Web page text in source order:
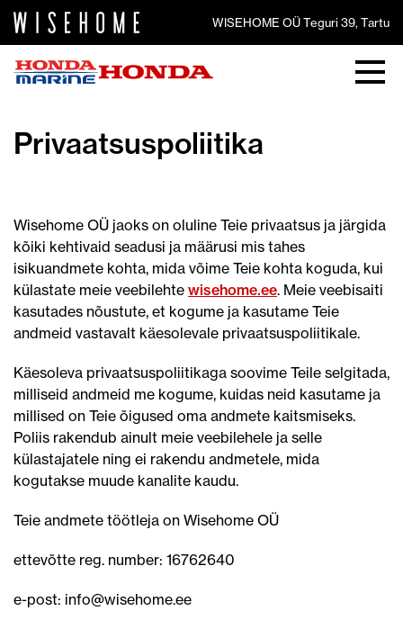
WISEHOME OÜ Teguri 39, Tartu
Privaatsuspoliitika
Wisehome OÜ jaoks on oluline Teie privaatsus ja järgida
kõiki kehtivaid seadusi ja määrusi mis tahes
isikuandmete kohta, mida võime Teie kohta koguda, kui
külastate meie veebilehte wisehome.ee. Meie veebisaiti
kasutades nõustute, et kogume ja kasutame Teie
andmeid vastavalt käesolevale privaatsuspoliitikale.
Käesoleva privaatsuspoliitikaga soovime Teile selgitada,
milliseid andmeid me kogume, kuidas neid kasutame ja
millised on Teie õigused oma andmete kaitsmiseks.
Poliis rakendub ainult meie veebilehele ja selle
külastajatele ning ei rakendu andmetele, mida
kogutakse muude kanalite kaudu.
Teie andmete töötleja on Wisehome OÜ
ettevõtte reg. number: 16762640
e-post: info@wisehome.ee